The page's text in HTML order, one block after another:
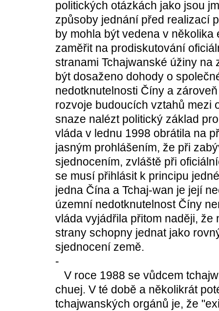
politických otázkách jako jsou
způsoby jednání před realizací
by mohla být vedena v
zaměřit na prodiskutování
stranami Tchajwanské úžiny na
být dosaženo dohody o
nedotknutelnosti Číny a
rozvoje budoucích vztahů mezi
snaze nalézt politický základ
vláda v lednu 1998 obrátila na
jasným prohlášením, že při
sjednocením, zvláště při
se musí přihlásit k principu
jedna Čína a Tchaj-wan je její
územní nedotknutelnost Číny
vláda vyjádřila přitom naději,
strany schopny jednat jako
sjednocení země.
-
V roce 1988 se vůdcem
chuej. V té době a několikrát
tchajwanských orgánů je, že